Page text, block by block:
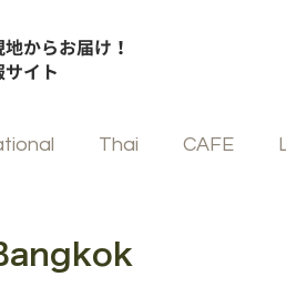
からお届け！
イト
Thai CAFE